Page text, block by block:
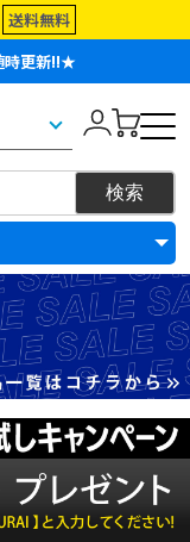
送料無料
時更新!!★